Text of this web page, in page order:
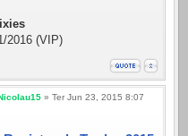
2016 (VIP)
» Ter Jun 23, 2015 8:07